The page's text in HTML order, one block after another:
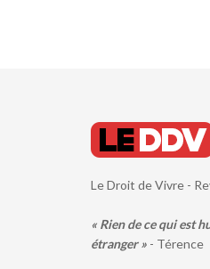
Le Droit de Vivre -
« Rien de ce qui est
étranger » - Térence